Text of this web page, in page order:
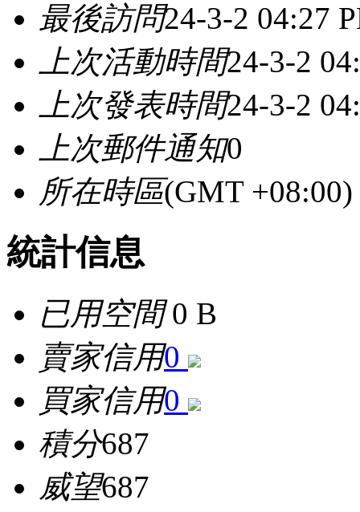
最後訪問24-3-2 04:27
上次活動時間24-3-2
上次發表時間24-3-2
上次郵件通知0
所在時區(GMT
統計信息
已用空間0 B
賣家信用0
買家信用0
積分687
威望687